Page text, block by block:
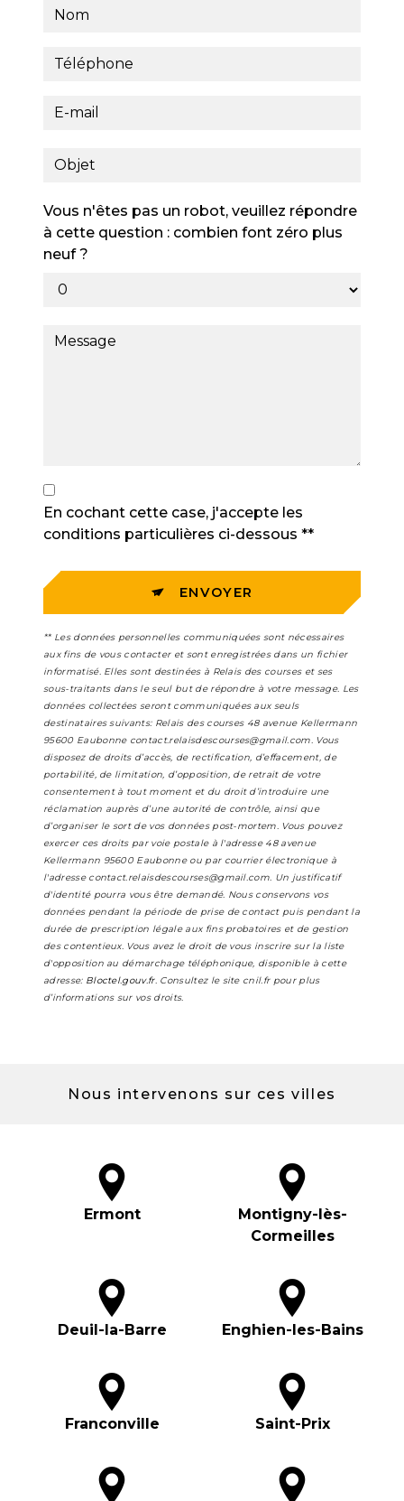
Vous n'êtes pas un robot, veuillez répondre
à cette question : combien font zéro plus
neuf ?
En cochant cette case, j'accepte les
conditions particulières ci-dessous **
ENVOYER
** Les données personnelles communiquées sont nécessaires
aux fins de vous contacter et sont enregistrées dans un fichier
informatisé. Elles sont destinées à Relais des courses et ses
sous-traitants dans le seul but de répondre à votre message. Les
données collectées seront communiquées aux seuls
destinataires suivants: Relais des courses 48 avenue Kellermann
95600 Eaubonne contact.relaisdescourses@gmail.com. Vous
disposez de droits d’accès, de rectification, d’effacement, de
portabilité, de limitation, d’opposition, de retrait de votre
consentement à tout moment et du droit d’introduire une
réclamation auprès d’une autorité de contrôle, ainsi que
d’organiser le sort de vos données post-mortem. Vous pouvez
exercer ces droits par voie postale à l'adresse 48 avenue
Kellermann 95600 Eaubonne ou par courrier électronique à
l'adresse contact.relaisdescourses@gmail.com. Un justificatif
d'identité pourra vous être demandé. Nous conservons vos
données pendant la période de prise de contact puis pendant la
durée de prescription légale aux fins probatoires et de gestion
des contentieux. Vous avez le droit de vous inscrire sur la liste
d'opposition au démarchage téléphonique, disponible à cette
adresse: Bloctel.gouv.fr. Consultez le site cnil.fr pour plus
d’informations sur vos droits.
Nous intervenons sur ces villes
Ermont
Montigny-lès-
Cormeilles
Deuil-la-Barre Enghien-les-Bains
Franconville Saint-Prix